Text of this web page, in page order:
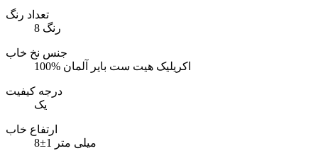
تعداد رنگ
8 رنگ
جنس نخ خاب
100% اکریلیک هیت ست بایر آلمان
درجه کیفیت
یک
ارتفاع خاب
8±1 میلی متر